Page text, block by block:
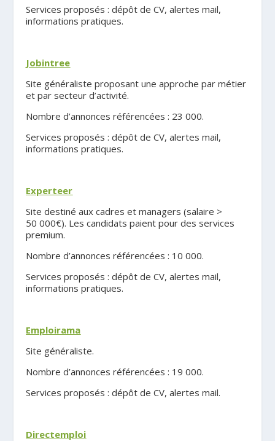
Services proposés : dépôt de CV, alertes mail,
informations pratiques.
Jobintree
Site généraliste proposant une approche par métier
et par secteur d’activité.
Nombre d’annonces référencées : 23 000.
Services proposés : dépôt de CV, alertes mail,
informations pratiques.
Experteer
Site destiné aux cadres et managers (salaire >
50 000€). Les candidats paient pour des services
premium.
Nombre d’annonces référencées : 10 000.
Services proposés : dépôt de CV, alertes mail,
informations pratiques.
Emploirama
Site généraliste.
Nombre d’annonces référencées : 19 000.
Services proposés : dépôt de CV, alertes mail.
Directemploi